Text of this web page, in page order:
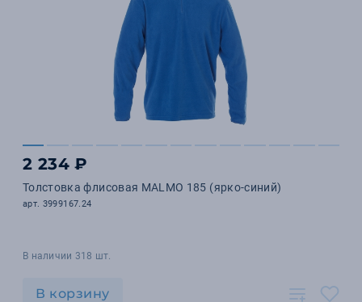
2 234 ₽
Толстовка флисовая MALMO 185 (ярко-синий)
арт. 3999167.24
В наличии 318 шт.
В корзину